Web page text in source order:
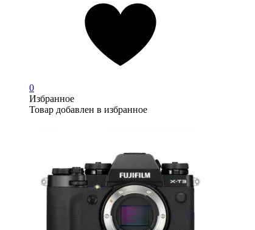
0
Избранное
Товар добавлен в избранное